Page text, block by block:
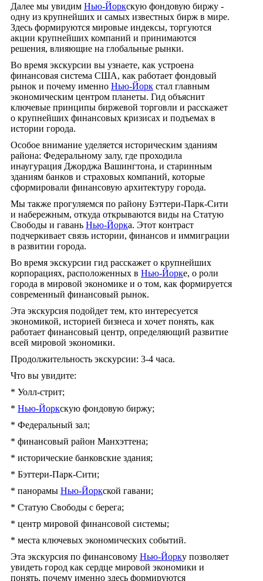
Далее мы увидим Нью-Йоркскую фондовую биржу -
одну из крупнейших и самых известных бирж в мире.
Здесь формируются мировые индексы, торгуются
акции крупнейших компаний и принимаются
решения, влияющие на глобальные рынки.
Во время экскурсии вы узнаете, как устроена
финансовая система США, как работает фондовый
рынок и почему именно Нью-Йорк стал главным
экономическим центром планеты. Гид объяснит
ключевые принципы биржевой торговли и расскажет
о крупнейших финансовых кризисах и подъемах в
истории города.
Особое внимание уделяется историческим зданиям
района: Федеральному залу, где проходила
инаугурация Джорджа Вашингтона, и старинным
зданиям банков и страховых компаний, которые
сформировали финансовую архитектуру города.
Мы также прогуляемся по району Бэттери-Парк-Сити
и набережным, откуда открываются виды на Статую
Свободы и гавань Нью-Йорка. Этот контраст
подчеркивает связь истории, финансов и иммиграции
в развитии города.
Во время экскурсии гид расскажет о крупнейших
корпорациях, расположенных в Нью-Йорке, о роли
города в мировой экономике и о том, как формируется
современный финансовый рынок.
Эта экскурсия подойдет тем, кто интересуется
экономикой, историей бизнеса и хочет понять, как
работает финансовый центр, определяющий развитие
всей мировой экономики.
Продолжительность экскурсии: 3-4 часа.
Что вы увидите:
* Уолл-стрит;
* Нью-Йоркскую фондовую биржу;
* Федеральный зал;
* финансовый район Манхэттена;
* исторические банковские здания;
* Бэттери-Парк-Сити;
* панорамы Нью-Йоркской гавани;
* Статую Свободы с берега;
* центр мировой финансовой системы;
* места ключевых экономических событий.
Эта экскурсия по финансовому Нью-Йорку позволяет
увидеть город как сердце мировой экономики и
понять, почему именно здесь формируются